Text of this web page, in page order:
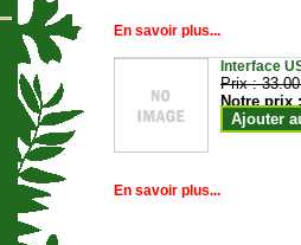
En savoir plus...
Interface
Prix :
Notre prix
Ajouter
En savoir plus...